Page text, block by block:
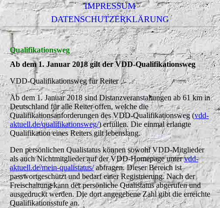
IMPRESSUM
DATENSCHUTZERKLÄRUNG
Qualifikationsweg
Ab dem 1. Januar 2018 gilt der VDD-Qualifikationsweg
VDD-Qualifikationsweg für Reiter
Ab dem 1. Januar 2018 sind Distanzveranstaltungen ab 61 km in
Deutschland für alle Reiter offen, welche die
Qualifikationsanforderungen des VDD-Qualifikationsweg (vdd-
aktuell.de/qualifikationsweg/) erfüllen. Die einmal erlangte
Qualifikation eines Reiters gilt lebenslang.
Den persönlichen Qualistatus können sowohl VDD-Mitglieder
als auch Nichtmitglieder auf der VDD-Homepage untervdd-
aktuell.de/mein-qualistatus/abfragen. Dieser Bereich ist
passwortgeschützt und bedarf einer Registrierung. Nach der
Freischaltung kann der persönliche Qualistatus abgerufen und
ausgedruckt werden. Die dort angegebene Zahl gibt die erreichte
Qualifikationsstufe an.